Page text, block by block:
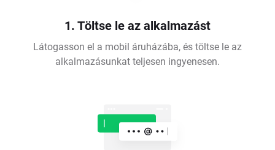
1. Töltse le az alkalmazást
Látogasson el a mobil áruházába, és töltse le az
alkalmazásunkat teljesen ingyenesen.